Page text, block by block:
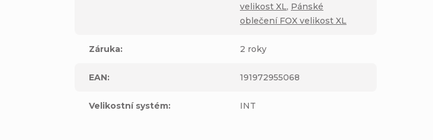
velikost XL, Pánské
oblečení FOX velikost XL
Záruka: 2 roky
EAN: 191972955068
Velikostní systém: INT